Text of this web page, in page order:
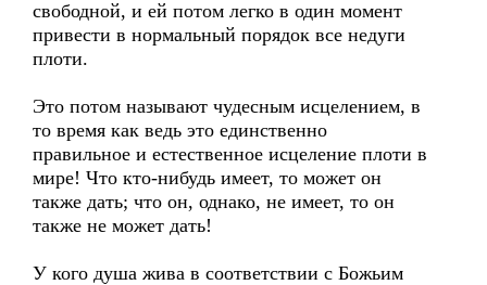
свободной, и ей потом легко в один момент
привести в нормальный порядок все недуги
плоти.
Это потом называют чудесным исцелением, в
то время как ведь это единственно
правильное и естественное исцеление плоти в
мире! Что кто-нибудь имеет, то может он
также дать; что он, однако, не имеет, то он
также не может дать!
У кого душа жива в соответствии с Божьим